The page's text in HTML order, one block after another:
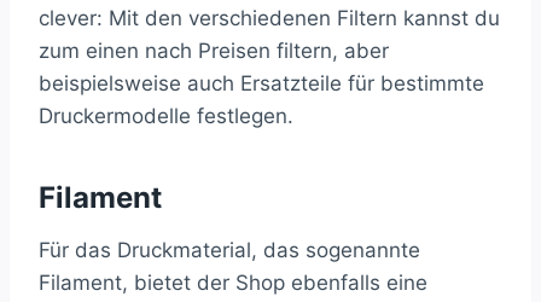
clever: Mit den verschiedenen Filtern kannst du
zum einen nach Preisen filtern, aber
beispielsweise auch Ersatzteile für bestimmte
Druckermodelle festlegen.
Filament
Für das Druckmaterial, das sogenannte
Filament, bietet der Shop ebenfalls eine